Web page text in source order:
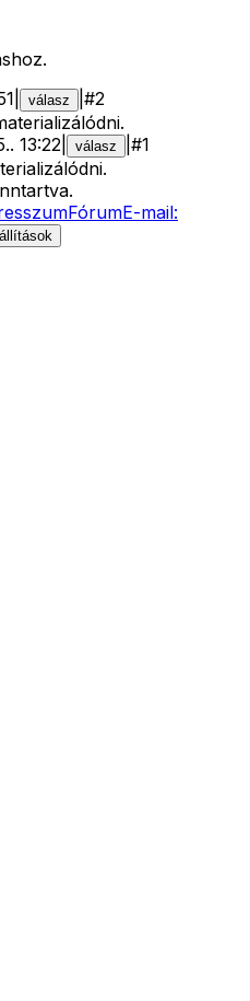
válasz #2
. 13:22 válasz #1
FórumE-mail: